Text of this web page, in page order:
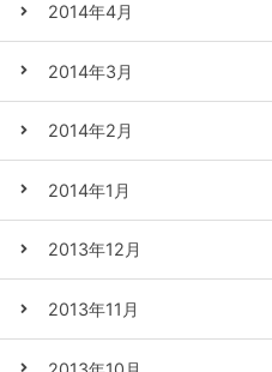
2014年4月
2014年3月
2014年2月
2014年1月
2013年12月
2013年11月